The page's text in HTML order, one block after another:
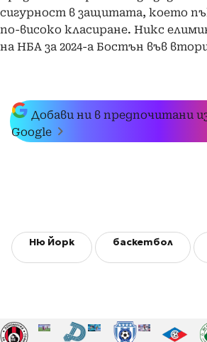
сигурност в защитата, което
по-високо класиране. Никс
на НБА за 2024-а Бостън във
Добави ни в предпочитани
Google
Ню Йорк баскетбол